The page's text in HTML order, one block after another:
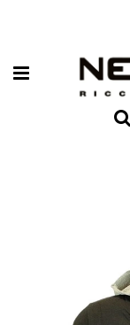
Open menu